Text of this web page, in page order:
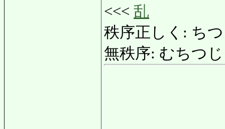
<<< 乱
秩序正しく: ち
無秩序: むちつじ